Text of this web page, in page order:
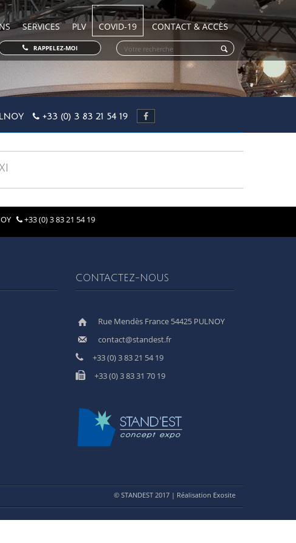
SERVICES PLV COVID-19 CONTACT & ACCÈS
RAPPELEZ-MOI
+33 (0) 3 83 21 54 19
+33 (0) 3 83 21 54 19
CONTACTEZ-NOUS
Rue Mendès France 54425 PULNOY
contact@standest.fr
+33 (0) 3 83 21 54 19
+33 (0) 3 83 31 70 19
© STANDEST 2017 | Réalisation Exosite